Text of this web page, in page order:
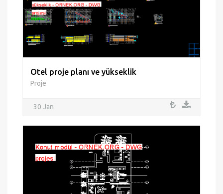
Otel proje planı ve yükseklik
Proje
30 Jan